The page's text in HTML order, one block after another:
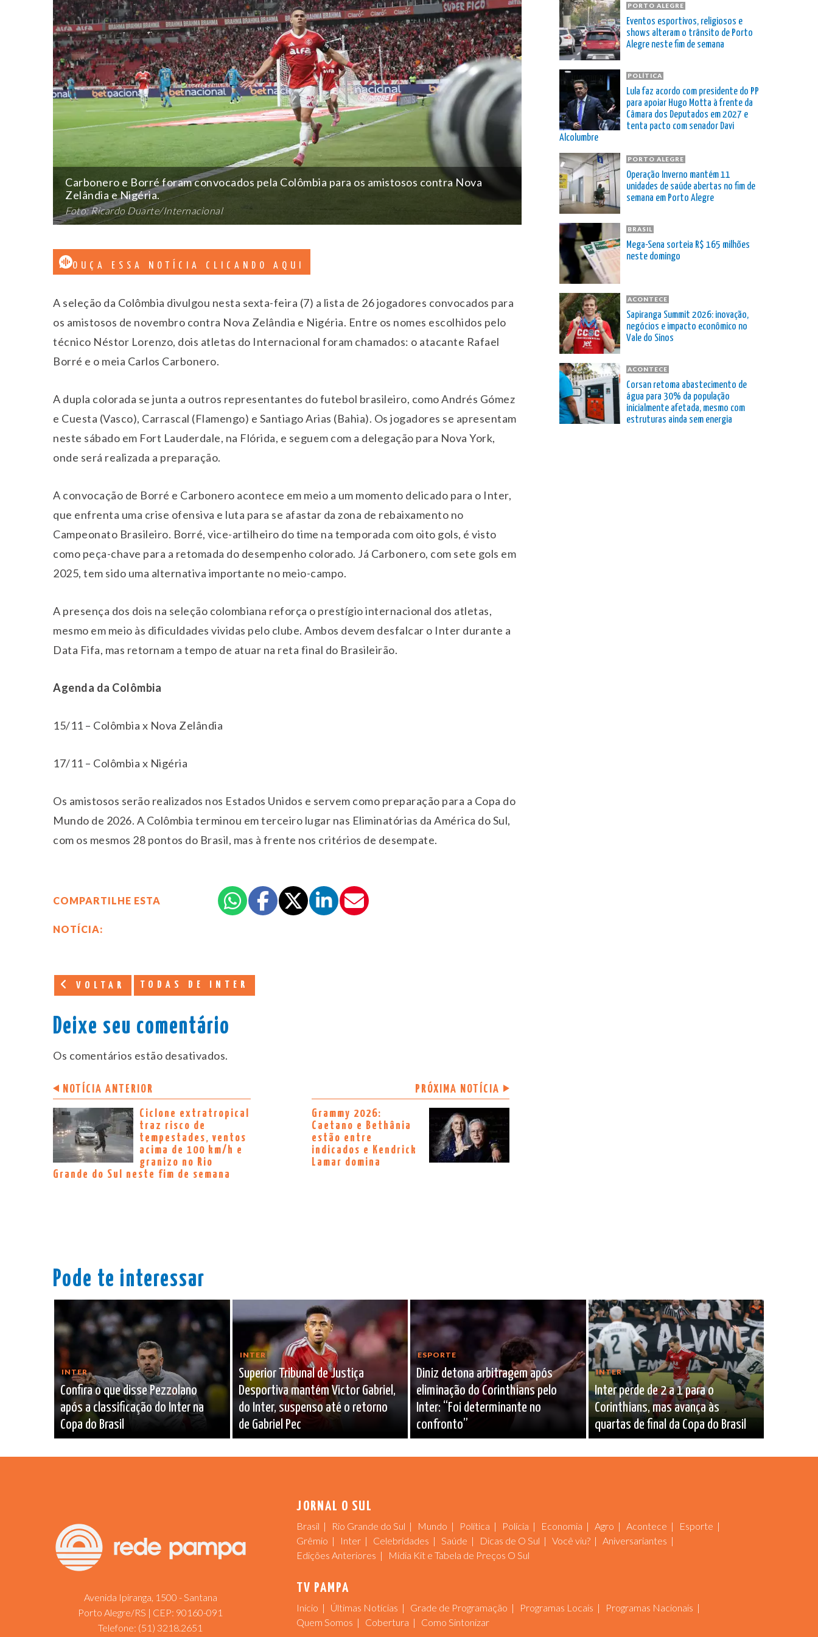
Carbonero e Borré foram convocados pela Colômbia para os amistosos contra Nova
Zelândia e Nigéria.
Foto: Ricardo Duarte/Internacional
OUÇA ESSA NOTÍCIA CLICANDO AQUI
A seleção da Colômbia divulgou nesta sexta-feira (7) a lista de 26 jogadores convocados para
os amistosos de novembro contra Nova Zelândia e Nigéria. Entre os nomes escolhidos pelo
técnico Néstor Lorenzo, dois atletas do Internacional foram chamados: o atacante Rafael
Borré e o meia Carlos Carbonero.
A dupla colorada se junta a outros representantes do futebol brasileiro, como Andrés Gómez
e Cuesta (Vasco), Carrascal (Flamengo) e Santiago Arias (Bahia). Os jogadores se apresentam
neste sábado em Fort Lauderdale, na Flórida, e seguem com a delegação para Nova York,
onde será realizada a preparação.
A convocação de Borré e Carbonero acontece em meio a um momento delicado para o Inter,
que enfrenta uma crise ofensiva e luta para se afastar da zona de rebaixamento no
Campeonato Brasileiro. Borré, vice-artilheiro do time na temporada com oito gols, é visto
como peça-chave para a retomada do desempenho colorado. Já Carbonero, com sete gols em
2025, tem sido uma alternativa importante no meio-campo.
A presença dos dois na seleção colombiana reforça o prestígio internacional dos atletas,
mesmo em meio às dificuldades vividas pelo clube. Ambos devem desfalcar o Inter durante a
Data Fifa, mas retornam a tempo de atuar na reta final do Brasileirão.
Agenda da Colômbia
15/11 – Colômbia x Nova Zelândia
17/11 – Colômbia x Nigéria
Os amistosos serão realizados nos Estados Unidos e servem como preparação para a Copa do
Mundo de 2026. A Colômbia terminou em terceiro lugar nas Eliminatórias da América do Sul,
com os mesmos 28 pontos do Brasil, mas à frente nos critérios de desempate.
COMPARTILHE ESTA
NOTÍCIA:
VOLTAR TODAS DE INTER
Deixe seu comentário
Os comentários estão desativados.
NOTÍCIA ANTERIOR
Ciclone extratropical
traz risco de
tempestades, ventos
acima de 100 km/h e
granizo no Rio
Grande do Sul neste fim de semana
PRÓXIMA NOTÍCIA
Grammy 2026:
Caetano e Bethânia
estão entre
indicados e Kendrick
Lamar domina
PORTO ALEGRE
Eventos esportivos, religiosos e
shows alteram o trânsito de Porto
Alegre neste fim de semana
POLÍTICA
Lula faz acordo com presidente do PP
para apoiar Hugo Motta à frente da
Câmara dos Deputados em 2027 e
tenta pacto com senador Davi
Alcolumbre
PORTO ALEGRE
Operação Inverno mantém 11
unidades de saúde abertas no fim de
semana em Porto Alegre
BRASIL
Mega-Sena sorteia R$ 165 milhões
neste domingo
ACONTECE
Sapiranga Summit 2026: inovação,
negócios e impacto econômico no
Vale do Sinos
ACONTECE
Corsan retoma abastecimento de
água para 30% da população
inicialmente afetada, mesmo com
estruturas ainda sem energia
Pode te interessar
INTER
Confira o que disse Pezzolano
após a classificação do Inter na
Copa do Brasil
INTER
Superior Tribunal de Justiça
Desportiva mantém Victor Gabriel,
do Inter, suspenso até o retorno
de Gabriel Pec
ESPORTE
Diniz detona arbitragem após
eliminação do Corinthians pelo
Inter: “Foi determinante no
confronto”
INTER
Inter perde de 2 a 1 para o
Corinthians, mas avança às
quartas de final da Copa do Brasil
Avenida Ipiranga, 1500 - Santana
Porto Alegre/RS | CEP: 90160-091
Telefone: (51) 3218.2651
JORNAL O SUL
Brasil Rio Grande do Sul Mundo Política Polícia Economia Agro Acontece
Esporte
Grêmio
Inter Celebridades Saúde Dicas de O Sul Você viu?
Aniversariantes
Edições Anteriores
Mídia Kit e Tabela de Preços O Sul
TV PAMPA
Início Últimas Notícias Grade de Programação Programas Locais
Programas Nacionais
Quem Somos
Cobertura Como Sintonizar